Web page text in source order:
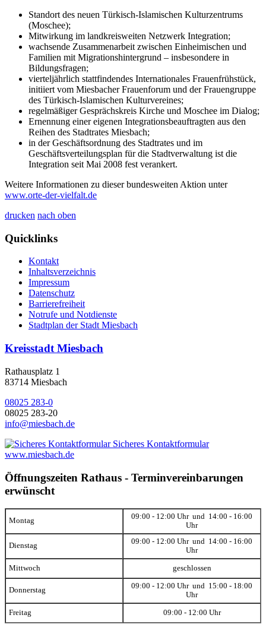
Standort des neuen Türkisch-Islamischen Kulturzentrums
(Moschee);
Mitwirkung im landkreisweiten Netzwerk Integration;
wachsende Zusammenarbeit zwischen Einheimischen und
Familien mit Migrationshintergrund – insbesondere in
Bildungsfragen;
vierteljährlich stattfindendes Internationales Frauenfrühstück,
initiiert vom Miesbacher Frauenforum und der Frauengruppe
des Türkisch-Islamischen Kulturvereines;
regelmäßiger Gesprächskreis Kirche und Moschee im Dialog;
Ernennung einer eigenen Integrationsbeauftragten aus den
Reihen des Stadtrates Miesbach;
in der Geschäftsordnung des Stadtrates und im
Geschäftsverteilungsplan für die Stadtverwaltung ist die
Integration seit Mai 2008 fest verankert.
Weitere Informationen zu dieser bundesweiten Aktion unter
www.orte-der-vielfalt.de
drucken nach oben
Quicklinks
Kontakt
Inhaltsverzeichnis
Impressum
Datenschutz
Barrierefreiheit
Notrufe und Notdienste
Stadtplan der Stadt Miesbach
Kreisstadt Miesbach
Rathausplatz 1
83714 Miesbach
08025 283-0
08025 283-20
info@miesbach.de
Sicheres Kontaktformular
www.miesbach.de
Öffnungszeiten Rathaus - Terminvereinbarungen
erwünscht
Montag
09:00 - 12:00 Uhr und 14:00 - 16:00
Uhr
Dienstag
09:00 - 12:00 Uhr und 14:00 - 16:00
Uhr
Mittwoch geschlossen
Donnerstag
09:00 - 12:00 Uhr und 15:00 - 18:00
Uhr
Freitag 09:00 - 12:00 Uhr